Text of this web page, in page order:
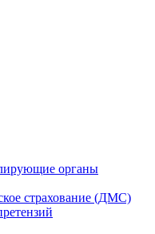
органы
страхование (ДМС)